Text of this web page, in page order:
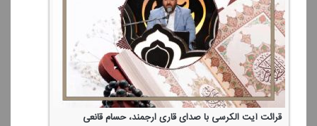
قرائت آیت الكرسی با صدای قاری ارجمند، حسام قانعی